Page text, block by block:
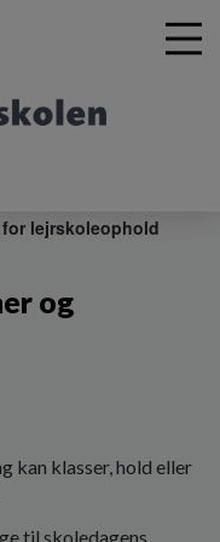
lejrskoleophold
og
kan klasser, hold eller
til skoledagens